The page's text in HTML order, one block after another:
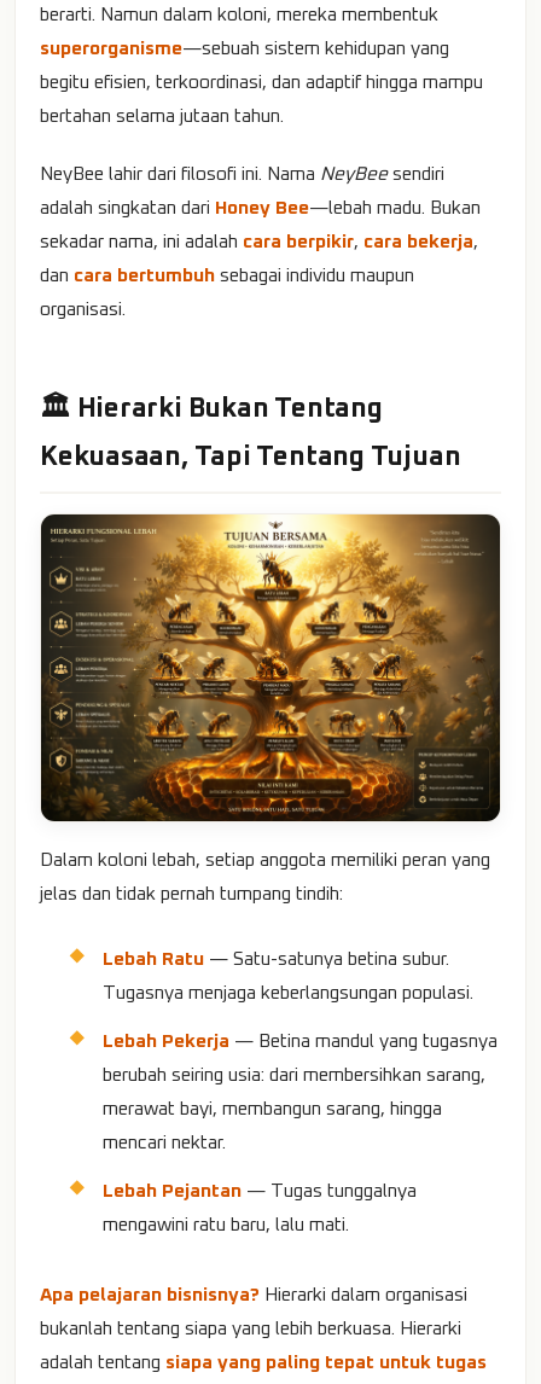
berarti. Namun dalam koloni, mereka membentuk
superorganisme—sebuah sistem kehidupan yang
begitu efisien, terkoordinasi, dan adaptif hingga mampu
bertahan selama jutaan tahun.
NeyBee lahir dari filosofi ini. Nama NeyBeesendiri
adalah singkatan dari Honey Bee—lebah madu. Bukan
sekadar nama, ini adalah cara berpikir, cara bekerja,
dan cara bertumbuh sebagai individu maupun
organisasi.
🏛️ Hierarki Bukan Tentang
Kekuasaan, Tapi Tentang Tujuan
Dalam koloni lebah, setiap anggota memiliki peran yang
jelas dan tidak pernah tumpang tindih:
Lebah Ratu — Satu-satunya betina subur.
Tugasnya menjaga keberlangsungan populasi.
Lebah Pekerja — Betina mandul yang tugasnya
berubah seiring usia: dari membersihkan sarang,
merawat bayi, membangun sarang, hingga
mencari nektar.
Lebah Pejantan — Tugas tunggalnya
mengawini ratu baru, lalu mati.
Apa pelajaran bisnisnya? Hierarki dalam organisasi
bukanlah tentang siapa yang lebih berkuasa. Hierarki
adalah tentang siapa yang paling tepat untuk tugas